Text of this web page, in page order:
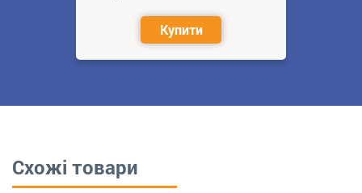
Купити
Схожі товари